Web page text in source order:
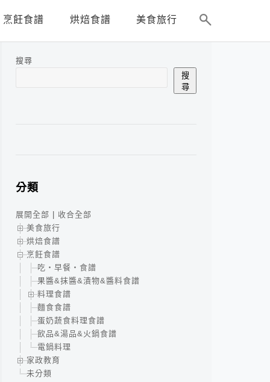
烹飪食譜 烘焙食譜 美食旅行
搜尋
搜
尋
分類
展開全部
收合全部
美食旅行
烘焙食譜
烹飪食譜
吃‧早餐‧食譜
果醬&抹醬&漬物&醬料食譜
料理食譜
麵食食譜
蛋奶蔬食料理食譜
飲品&湯品&火鍋食譜
電鍋料理
家政教育
未分類